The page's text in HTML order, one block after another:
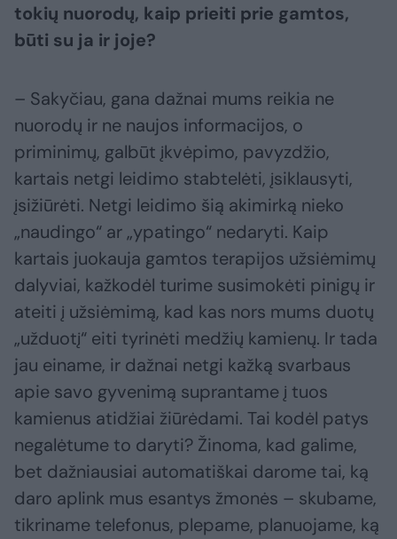
tokių nuorodų, kaip prieiti prie gamtos,
būti su ja ir joje?
– Sakyčiau, gana dažnai mums reikia ne
nuorodų ir ne naujos informacijos, o
priminimų, galbūt įkvėpimo, pavyzdžio,
kartais netgi leidimo stabtelėti, įsiklausyti,
įsižiūrėti. Netgi leidimo šią akimirką nieko
„naudingo“ ar „ypatingo“ nedaryti. Kaip
kartais juokauja gamtos terapijos užsiėmimų
dalyviai, kažkodėl turime susimokėti pinigų ir
ateiti į užsiėmimą, kad kas nors mums duotų
„užduotį“ eiti tyrinėti medžių kamienų. Ir tada
jau einame, ir dažnai netgi kažką svarbaus
apie savo gyvenimą suprantame į tuos
kamienus atidžiai žiūrėdami. Tai kodėl patys
negalėtume to daryti? Žinoma, kad galime,
bet dažniausiai automatiškai darome tai, ką
daro aplink mus esantys žmonės – skubame,
tikriname telefonus, plepame, planuojame, ką